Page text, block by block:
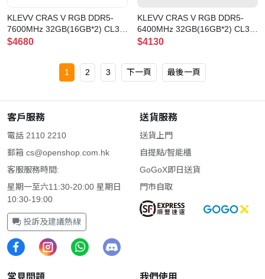
KLEVV CRAS V RGB DDR5-
7600MHz 32GB(16GB*2) CL36
曜石黑(KD5AGUA80-76B360G)
$4680
KLEVV CRAS V RGB DDR5-
6400MHz 32GB(16GB*2) CL30
晶燦白(KD5AGUA80-64B300J)
$4130
1 2 3 下一頁 最後一頁
客戶服務
電話 2110 2210
郵箱 cs@openshop.com.hk
客服服務時間:
星期一至六11:30-20:00 星期日
10:30-19:00
投訴及建議熱線
送貨服務
送貨上門
自提點/智能櫃
GoGoX即日送貨
門市自取